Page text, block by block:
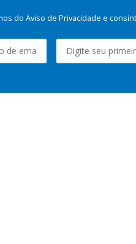
do Aviso de Privacidade e